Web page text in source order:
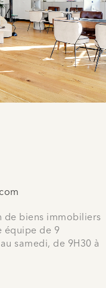
de biens immobiliers
équipe de 9
samedi, de 9H30 à